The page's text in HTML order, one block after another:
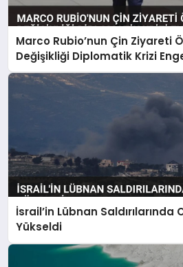
Marco Rubio’nun Çin Ziyareti
Değişikliği Diplomatik Krizi
İsrail’in Lübnan Saldırılarında
Yükseldi